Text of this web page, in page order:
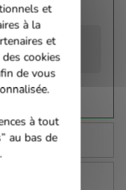
et
à la
et
cookies
de vous
à tout
au bas de